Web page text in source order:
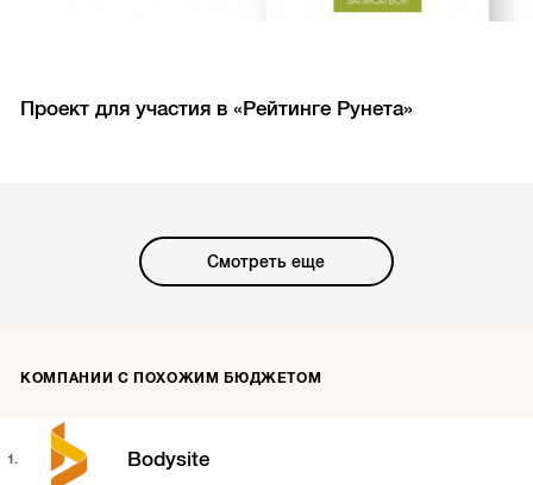
Проект для участия в «Рейтинге Рунета»
Смотреть еще
КОМПАНИИ С ПОХОЖИМ БЮДЖЕТОМ
1. Bodysite